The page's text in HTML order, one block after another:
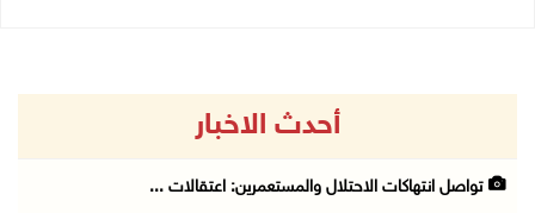
أحدث الاخبار
تواصل انتهاكات الاحتلال والمستعمرين: اعتقالات ...